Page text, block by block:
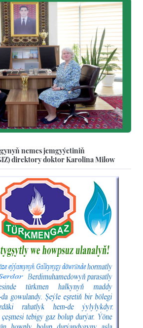
nemes jemgyýetiniň
direktory doktor Karolina Milow